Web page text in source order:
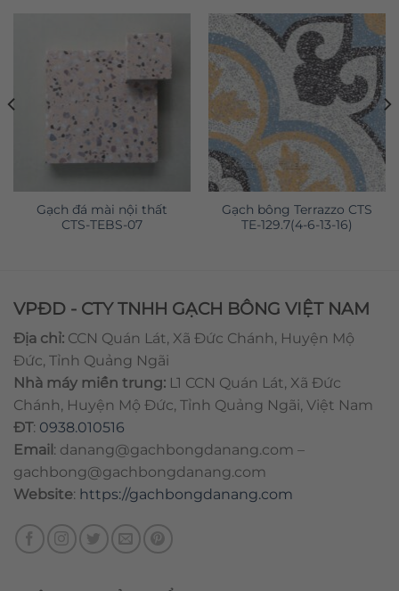
Gạch đá mài nội thất
CTS-TEBS-07
Gạch bông Terrazzo CTS
TE-129.7(4-6-13-16)
VPĐD - CTY TNHH GẠCH BÔNG VIỆT NAM
Địa chỉ: CCN Quán Lát, Xã Đức Chánh, Huyện Mộ
Đức, Tỉnh Quảng Ngãi
Nhà máy miền trung: L1 CCN Quán Lát, Xã Đức
Chánh, Huyện Mộ Đức, Tỉnh Quảng Ngãi, Việt Nam
ĐT: 0938.010516
Email : danang@gachbongdanang.com –
gachbong@gachbongdanang.com
Website: https://gachbongdanang.com